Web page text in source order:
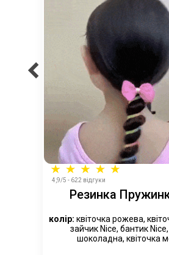
4,9/5 - 622 відгуки
Резинка
колір: квіточка рожева,
зайчик Nice, бантик Nice,
шоколадна, квіточка